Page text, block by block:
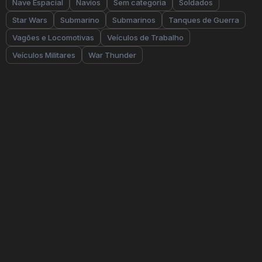
Nave Espacial
Navios Sem categoria
Soldados
Star Wars
Submarino Submarinos
Tanques de Guerra
Vagões e Locomotivas
Veículos de Trabalho
Veículos Militares
War Thunder